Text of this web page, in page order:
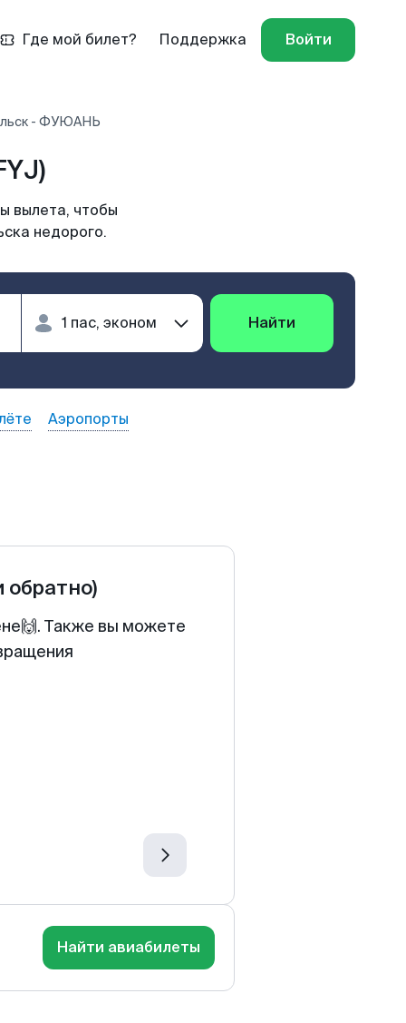
Где мой билет? Поддержка Войти
- ФУЮАНЬ
вылета, чтобы
недорого.
Найти
Аэропорты
обратно)
Также вы можете
Найти авиабилеты